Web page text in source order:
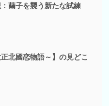
繭子を襲う新たな試練
北國恋物語～】の見どこ